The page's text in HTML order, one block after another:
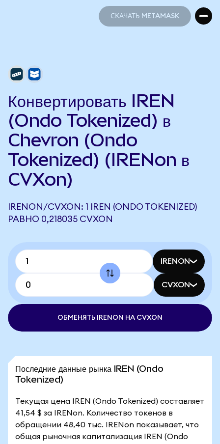
СКАЧАТЬ METAMASK
Конвертировать IREN
(Ondo Tokenized) в
Chevron (Ondo
Tokenized) (IRENon в
CVXon)
IRENON/CVXON: 1 IREN (ONDO TOKENIZED)
РАВНО 0,218035 CVXON
IRENON
CVXON
ОБМЕНЯТЬ IRENON НА CVXON
Последние данные рынка IREN (Ondo
Tokenized)
Текущая цена IREN (Ondo Tokenized) составляет
41,54 $ за IRENon. Количество токенов в
обращении 48,40 тыс. IRENon показывает, что
общая рыночная капитализация IREN (Ondo